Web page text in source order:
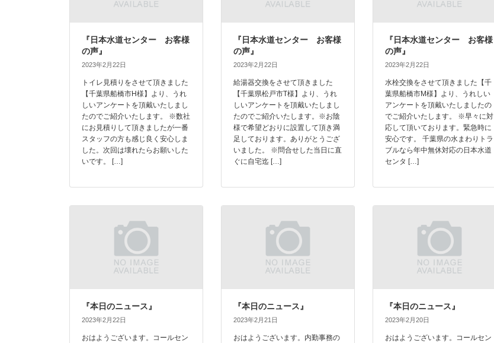
『日本水道センター お客様
の声』
2023年2月22日
トイレ見積りをさせて頂きました
【千葉県船橋市H様】より、うれ
しいアンケートを頂戴いたしまし
たのでご紹介いたします。 ※数社
にお見積りして頂きましたが一番
スタッフの方も感じ良く安心しま
した。次回は壊れたらお願いした
いです。 […]
『日本水道センター お客様
の声』
2023年2月22日
給湯器交換をさせて頂きました
【千葉県松戸市T様】より、うれ
しいアンケートを頂戴いたしまし
たのでご紹介いたします。※お陰
様で希望どおりに設置して頂き満
足しております。ありがとうござ
いました。 ※問合せした当日に直
ぐに自宅迄 […]
『日本水道センター お客様
の声』
2023年2月22日
水栓交換をさせて頂きました【千
葉県船橋市M様】より、うれしい
アンケートを頂戴いたしましたの
でご紹介いたします。 ※早々に対
応して頂いております。緊急時に
安心です。 千葉県の水まわりトラ
ブルなら年中無休対応の日本水道
センタ […]
『本日のニュース』
2023年2月22日
おはようございます。コールセン
『本日のニュース』
2023年2月21日
おはようございます。内勤事務の
『本日のニュース』
2023年2月20日
おはようございます。コールセン